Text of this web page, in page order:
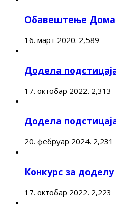
Обавештење
16. март 2020. 2,589
Додела
17. октобар 2022. 2,313
Додела
20. фебруар 2024. 2,231
Конкурс за
17. октобар 2022. 2,223